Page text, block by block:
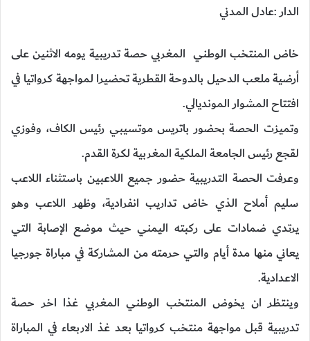
الدار :عادل المدني
خاض المنتخب الوطني المغربي حصة تدريبية يومه الاثنين على
أرضية ملعب الدحيل بالدوحة القطرية تحضيرا لمواجهة كرواتيا في
افتتاح المشوار المونديالي.
وتميزت الحصة بحضور باتريس موتسيبي رئيس الكاف، وفوزي
لقجع رئيس الجامعة الملكية المغربية لكرة القدم.
وعرفت الحصة التدريبية حضور جميع اللاعبين باستثناء اللاعب
سليم أملاح الذي خاض تداريب انفرادية، وظهر اللاعب وهو
يرتدي ضمادات على ركبته اليمني حيث موضع الإصابة التي
يعاني منها مدة أيام والتي حرمته من المشاركة في مباراة جورجيا
الاعدادية.
وينتظر ان يخوض المنتخب الوطني المغربي غذا اخر حصة
تدريبية قبل مواجهة منتخب كرواتيا بعد غذ الاربعاء في المباراة